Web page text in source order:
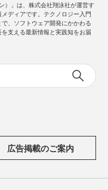
）」は、株式会社翔泳社が運営す
ディアです。テクノロジー入門
、ソフトウェア開発にかかわる
支える最新情報と実践知をお届
広告掲載のご案内